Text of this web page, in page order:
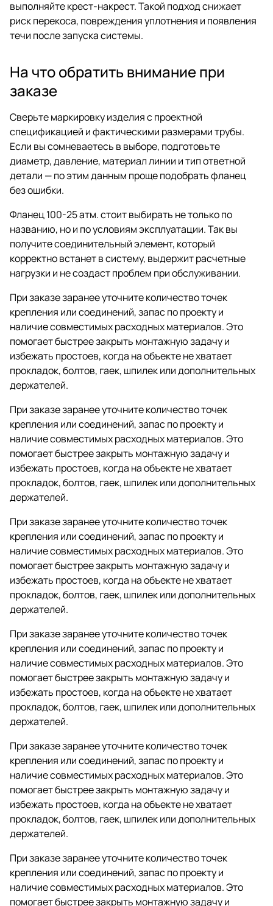
выполняйте крест-накрест. Такой подход снижает
риск перекоса, повреждения уплотнения и появления
течи после запуска системы.
На что обратить внимание при
заказе
Сверьте маркировку изделия с проектной
спецификацией и фактическими размерами трубы.
Если вы сомневаетесь в выборе, подготовьте
диаметр, давление, материал линии и тип ответной
детали — по этим данным проще подобрать фланец
без ошибки.
Фланец 100-25 атм. стоит выбирать не только по
названию, но и по условиям эксплуатации. Так вы
получите соединительный элемент, который
корректно встанет в систему, выдержит расчетные
нагрузки и не создаст проблем при обслуживании.
При заказе заранее уточните количество точек
крепления или соединений, запас по проекту и
наличие совместимых расходных материалов. Это
помогает быстрее закрыть монтажную задачу и
избежать простоев, когда на объекте не хватает
прокладок, болтов, гаек, шпилек или дополнительных
держателей.
При заказе заранее уточните количество точек
крепления или соединений, запас по проекту и
наличие совместимых расходных материалов. Это
помогает быстрее закрыть монтажную задачу и
избежать простоев, когда на объекте не хватает
прокладок, болтов, гаек, шпилек или дополнительных
держателей.
При заказе заранее уточните количество точек
крепления или соединений, запас по проекту и
наличие совместимых расходных материалов. Это
помогает быстрее закрыть монтажную задачу и
избежать простоев, когда на объекте не хватает
прокладок, болтов, гаек, шпилек или дополнительных
держателей.
При заказе заранее уточните количество точек
крепления или соединений, запас по проекту и
наличие совместимых расходных материалов. Это
помогает быстрее закрыть монтажную задачу и
избежать простоев, когда на объекте не хватает
прокладок, болтов, гаек, шпилек или дополнительных
держателей.
При заказе заранее уточните количество точек
крепления или соединений, запас по проекту и
наличие совместимых расходных материалов. Это
помогает быстрее закрыть монтажную задачу и
избежать простоев, когда на объекте не хватает
прокладок, болтов, гаек, шпилек или дополнительных
держателей.
При заказе заранее уточните количество точек
крепления или соединений, запас по проекту и
наличие совместимых расходных материалов. Это
помогает быстрее закрыть монтажную задачу и